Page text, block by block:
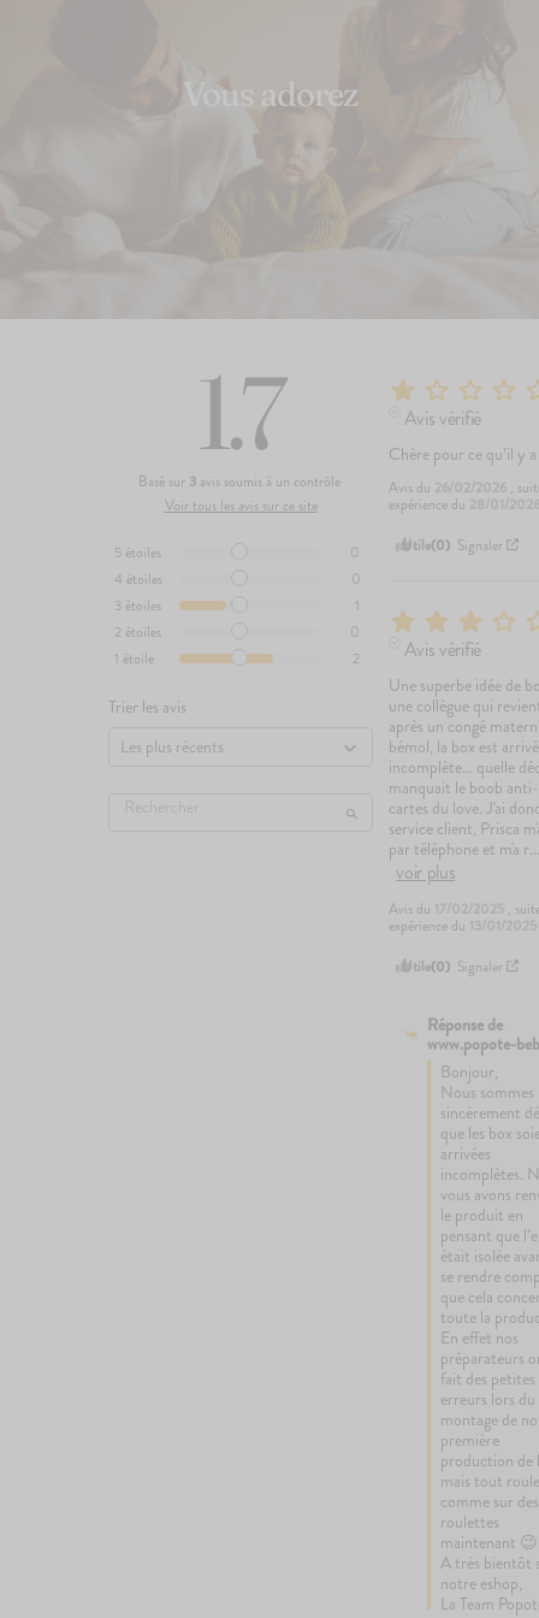
Vous adorez
1.7
Basé sur 3 avis soumis à un contrôle
Voir tous les avis sur ce site
5 étoiles
0
4 étoiles
0
3 étoiles
1
2 étoiles
0
1 étoile 2
Trier les avis
Avis vérifié
Chère pour ce qu’il y
Avis du ,
expérience du
Utile(0) Signaler
Avis vérifié
Une superbe idée de
une collègue qui
après un congé
bémol, la box est
incomplète... quelle
manquait le boob
cartes du love. J'ai
service client, Prisca
par téléphone et m'a r
voir plus
Avis du ,
expérience du
Utile(0) Signaler
Réponse de
www.popote-
Bonjour,
Nous sommes
sincèrement
que les box
arrivées
incomplètes.
vous avons
le produit en
pensant que
était isolée
se rendre
que cela
toute la
En effet nos
préparateurs
fait des petites
erreurs lors du
montage de
première
production de
mais tout
comme sur des
roulettes
maintenant 😉
A très bientôt
notre eshop,
La Team